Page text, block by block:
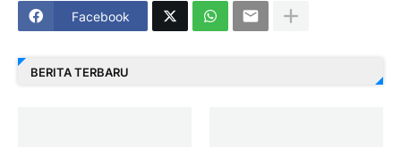
Facebook
BERITA TERBARU